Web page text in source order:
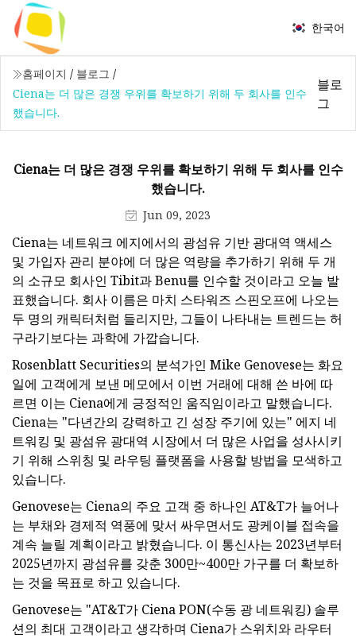
한국어
홈페이지 / 블로그 /
Ciena는 더 많은 경쟁 우위를 확보하기 위해 두 회사를 인수
했습니다.
블로
그
Ciena는 더 많은 경쟁 우위를 확보하기 위해 두 회사를 인수
했습니다.
Jun 09, 2023
Ciena는 네트워크 에지에서의 광섬유 기반 광대역 액세스
및 가입자 관리 분야에 더 많은 역량을 추가하기 위해 두 개
의 소규모 회사인 Tibit과 Benu를 인수할 것이라고 오늘 발
표했습니다. 회사 이름은 마치 스타워즈 스핀오프에 나오는
두 명의 캐릭터처럼 들리지만, 그들이 나타내는 트렌드는 허
구라기보다는 과학에 가깝습니다.
Rosenblatt Securities의 분석가인 Mike Genovese는 화요
일에 고객에게 보낸 메모에서 이번 거래에 대해 쓴 바에 따
르면 이는 Ciena에게 긍정적인 움직임이라고 말했습니다.
Ciena는 "다년간의 강력하고 긴 성장 주기에 있는" 에지 네
트워킹 및 광섬유 광대역 시장에서 더 많은 사업을 성사시키
기 위해 스위칭 및 라우팅 플랫폼을 사용할 방법을 모색하고
있습니다.
Genovese는 Ciena의 주요 고객 중 하나인 AT&T가 늘어나
는 부채와 경제적 역풍에 맞서 싸우면서도 광케이블 접속을
계속 늘릴 계획이라고 밝혔습니다. 이 통신사는 2023년부터
2025년까지 광섬유를 갖춘 300만~400만 가구를 더 확보하
는 것을 목표로 하고 있습니다.
Genovese는 "AT&T가 Ciena PON(수동 광 네트워킹) 솔루
션의 최대 고객이라고 생각하며 Ciena가 스위치와 라우터